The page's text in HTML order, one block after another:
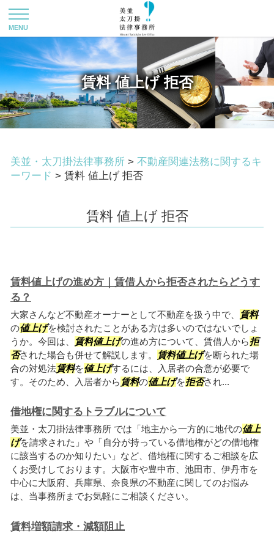
賃料 値上げ 拒否
美並・太刀掛法律事務所 > 不動産関連法務に関するキ
ーワード > 賃料 値上げ 拒否
賃料 値上げ 拒否
賃料値上げの進め方｜賃借人から拒否されたらどうす
る？
大家さんなど不動産オーナーとして不動産を扱う中で、
賃料
の値上げを検討されたことがある方は多いのではないでしょ
うか。今回は、
賃料値上げの進め方について、賃借人から拒
否された場合も併せて解説します。 賃料値上げを断られた場
合の対処法賃料を値上げするには、入居者の合意が必要で
す。そのため、入居者から 賃料の値上げを拒否され...
借地権に関するトラブルについて
美並・太刀掛法律事務所 では「地主から一方的に地代の値上
げを請求された」や「自分が持っている借地権がどの借地権
に該当するのか知りたい」など、借地権に関するご相談を広
くお受けしております。大阪市や豊中市、池田市、伊丹市を
中心に大阪府、兵庫県、奈良県の不動産に関してのお悩み
は、当事務所までお気軽にご相談ください。
賃料増額請求・減額阻止